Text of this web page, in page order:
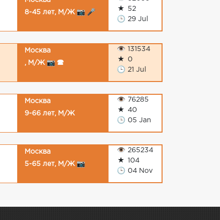
8-45 лет, М/Ж 📷 🎤
★
52
🕒 29 Jul
Москва
, М/Ж 📷 🕿
👁 131534
★
0
🕒 21 Jul
Москва
9-66 лет, М/Ж
👁
76285
★
40
🕒 05 Jan
Москва
5-65 лет, М/Ж 📷
👁 265234
★
104
🕒 04 Nov